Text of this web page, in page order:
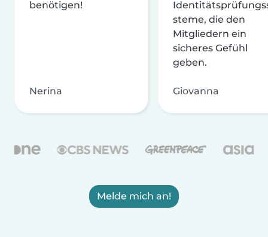
benötigen!
Nerina
steme, die den
Mitgliedern ein
sicheres Gefühl
geben.
Giovanna
Melde mich an!